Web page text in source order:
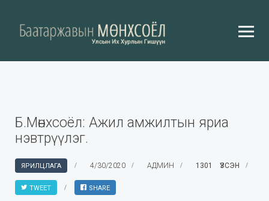
Б.Мөнхсоёл: Ажил амжилтын яриа
нэвтрүүлэг.
ЯРИЛЦЛАГА 4/30/2020 АДМИН 1301 ҮЗСЭН
TWEET SHARE